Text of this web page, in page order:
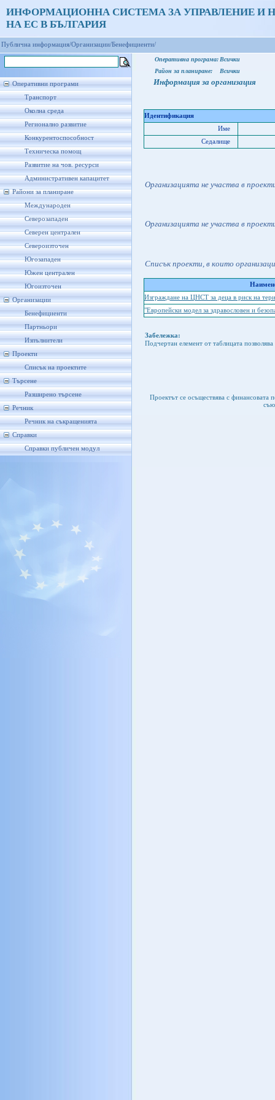
ИНФОРМАЦИОННА СИСТЕМА ЗА УПРАВЛЕНИЕ И
НА ЕС В БЪЛГАРИЯ
Публична информация/Организации/Бенефициенти/
Оперативни програми
Транспорт
Околна среда
Регионално развитие
Конкурентоспособност
Техническа помощ
Развитие на чов. ресурси
Административен капацитет
Райони за планиране
Международен
Северозападен
Северен централен
Североизточен
Югозападен
Южен централен
Югоизточен
Организации
Бенефициенти
Партньори
Изпълнители
Проекти
Списък на проектите
Търсене
Разширено търсене
Речник
Речник на съкращенията
Справки
Справки публичен модул
Оперативна програма: Всички
Район за планиране:
Всички
Информация за организация
Идентификация
Име
Седалище
Организацията не участва в
Организацията не участва в
Списък проекти, в които
Изграждане на ЦНСТ за деца в риск на
"Европейски модел за здравословен и
Забележка:
Подчертан елемент от таблицата
Проектът се осъществява с финансовата